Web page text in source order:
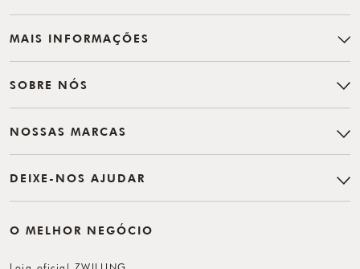
MAIS INFORMAÇÕES
SOBRE NÓS
NOSSAS MARCAS
DEIXE-NOS AJUDAR
O MELHOR NEGÓCIO